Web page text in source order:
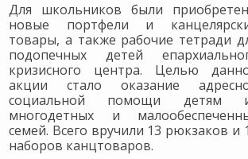
Для школьников были
новые портфели и
товары, а также рабочие тетради
подопечных детей
кризисного центра. Целью
акции стало оказание
социальной помощи детям
многодетных и
семей. Всего вручили 13 рюкзаков и
наборов канцтоваров.